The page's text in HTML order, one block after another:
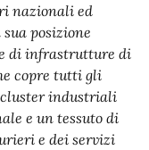
nazionali ed
posizione
di infrastrutture di
copre tutti gli
industriali
e un tessuto di
e dei servizi